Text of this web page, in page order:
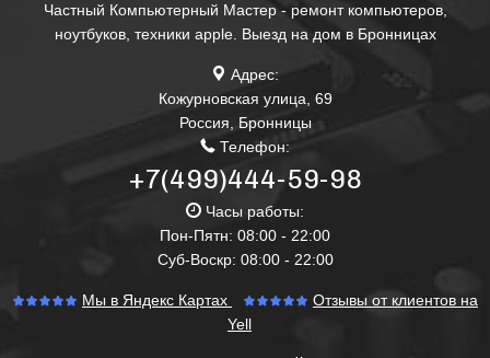
Частный Компьютерный Мастер - ремонт компьютеров,
ноутбуков, техники apple. Выезд на дом в Бронницах
Адрес:
Кожурновская улица, 69
Россия, Бронницы
Телефон:
+7(499)444-59-98
Часы работы:
Пон-Пятн: 08:00 - 22:00
Суб-Воскр: 08:00 - 22:00
Мы в Яндекс Картах
Отзывы от клиентов на
Yell